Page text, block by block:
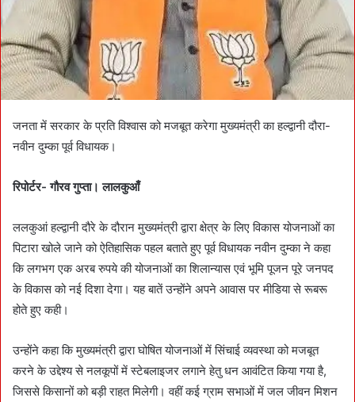
जनता में सरकार के प्रति विश्वास को मजबूत करेगा मुख्यमंत्री का हल्द्वानी दौरा-
नवीन दुम्का पूर्व विधायक।
रिपोर्टर- गौरव गुप्ता। लालकुआँ
ललकुआं हल्द्वानी दौरे के दौरान मुख्यमंत्री द्वारा क्षेत्र के लिए विकास योजनाओं का
पिटारा खोले जाने को ऐतिहासिक पहल बताते हुए पूर्व विधायक नवीन दुम्का ने कहा
कि लगभग एक अरब रुपये की योजनाओं का शिलान्यास एवं भूमि पूजन पूरे जनपद
के विकास को नई दिशा देगा। यह बातें उन्होंने अपने आवास पर मीडिया से रूबरू
होते हुए कही।
उन्होंने कहा कि मुख्यमंत्री द्वारा घोषित योजनाओं में सिंचाई व्यवस्था को मजबूत
करने के उद्देश्य से नलकूपों में स्टेबलाइजर लगाने हेतु धन आवंटित किया गया है,
जिससे किसानों को बड़ी राहत मिलेगी। वहीं कई ग्राम सभाओं में जल जीवन मिशन